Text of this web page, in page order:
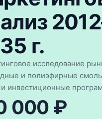
г.
исследование
и полиэфирные
и инвестиционные
000 ₽